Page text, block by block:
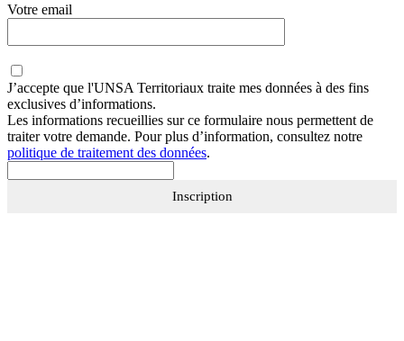
Votre email
J’accepte que l'UNSA Territoriaux traite mes données à des fins
exclusives d’informations.
Les informations recueillies sur ce formulaire nous permettent de
traiter votre demande. Pour plus d’information, consultez notre
politique de traitement des données.
Inscription